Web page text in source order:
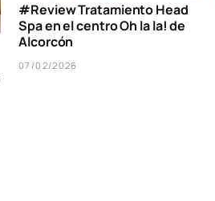
#Review Tratamiento Head
Spa en el centro Oh la la! de
Alcorcón
07/02/2026